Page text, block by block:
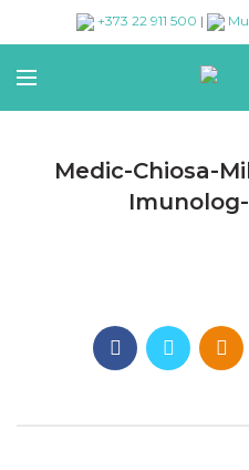
+373 22 911 500 |
Medic-Chiosa-